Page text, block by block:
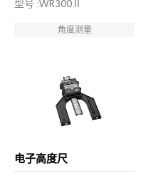
型号 :WR300Ⅱ
角度测量
电子高度尺